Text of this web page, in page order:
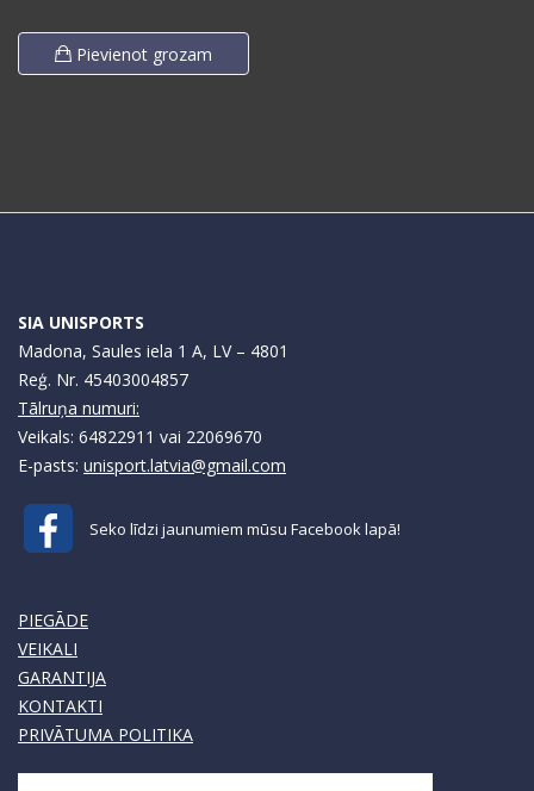
Pievienot grozam
SIA UNISPORTS
Madona, Saules iela 1 A, LV – 4801
Reģ. Nr. 45403004857
Tālruņa numuri:
Veikals: 64822911 vai 22069670
E-pasts: unisport.latvia@gmail.com
Seko līdzi jaunumiem mūsu Facebook lapā!
PIEGĀDE
VEIKALI
GARANTIJA
KONTAKTI
PRIVĀTUMA POLITIKA